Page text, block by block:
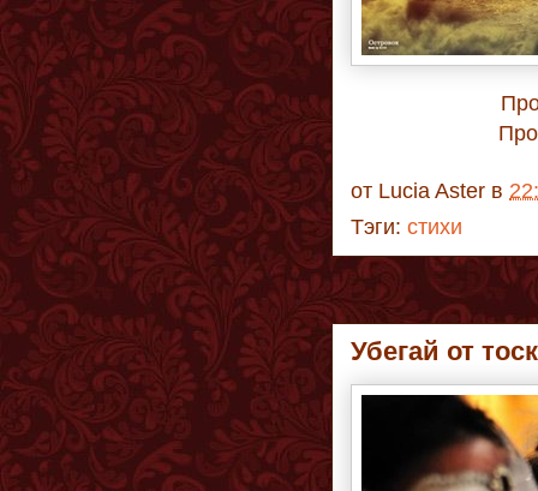
от Lucia Aster в
Тэги: стихи
Убегай от